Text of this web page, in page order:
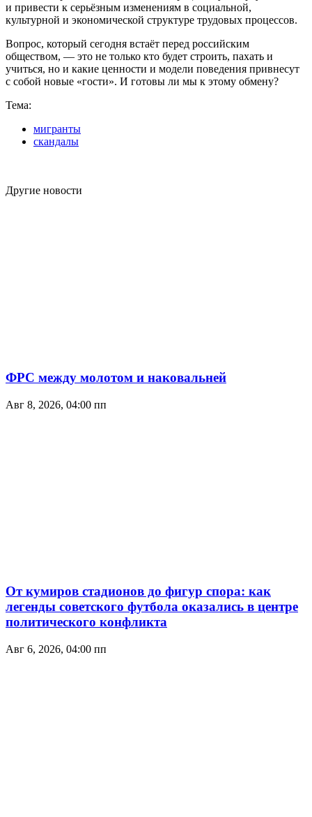
и привести к серьёзным изменениям в социальной,
культурной и экономической структуре трудовых процессов.
Вопрос, который сегодня встаёт перед российским
обществом, — это не только кто будет строить, пахать и
учиться, но и какие ценности и модели поведения привнесут
с собой новые «гости». И готовы ли мы к этому обмену?
Тема:
мигранты
скандалы
Другие новости
ФРС между молотом и наковальней
Авг 8, 2026, 04:00 пп
От кумиров стадионов до фигур спора: как
легенды советского футбола оказались в центре
политического конфликта
Авг 6, 2026, 04:00 пп